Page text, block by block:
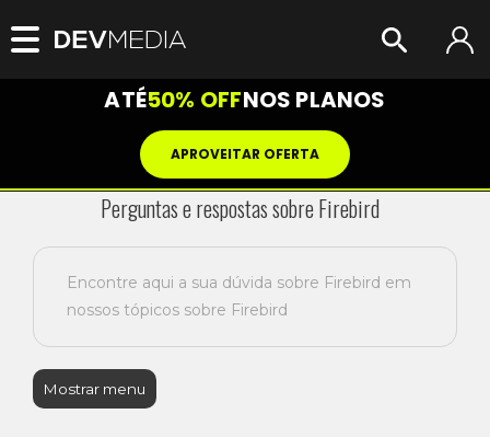
ATÉ50% OFFNOS PLANOS
APROVEITAR OFERTA
Perguntas e respostas sobre Firebird
Encontre aqui a sua dúvida sobre Firebird em
nossos tópicos sobre Firebird
Mostrar menu